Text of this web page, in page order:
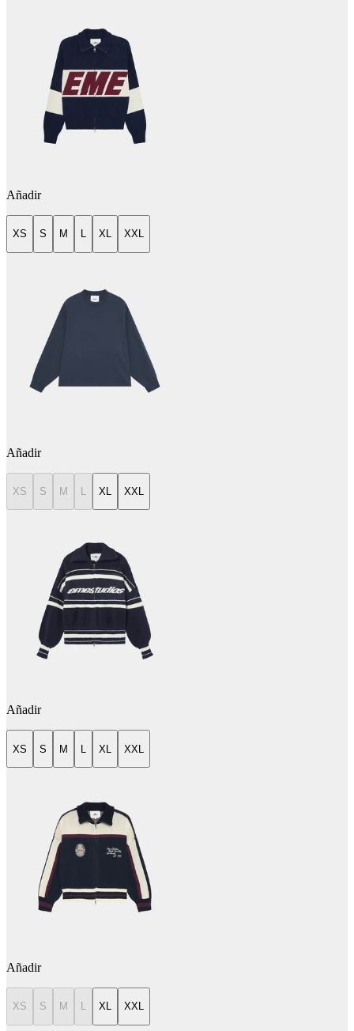
Añadir
XS S M L XL XXL
Añadir
XS S M XL XXL
Añadir
XS S M L XL XXL
Añadir
XS S M L XL XXL